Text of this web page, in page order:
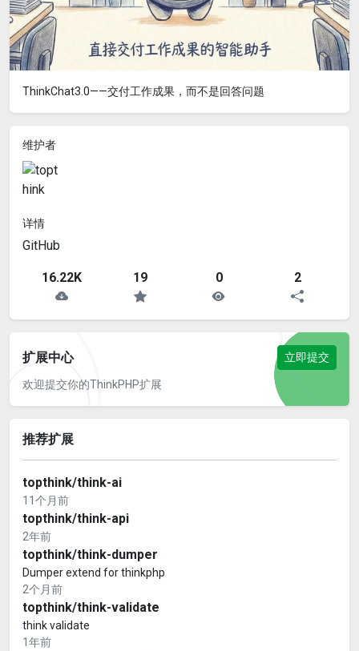
ThinkChat3.0——交付工作成果，而不是回答问题
维护者
详情
GitHub
16.22K 19 0 2
扩展中心 立即提交
欢迎提交你的ThinkPHP扩展
推荐扩展
topthink/think-ai
11个月前
topthink/think-api
2年前
topthink/think-dumper
Dumper extend for thinkphp
2个月前
topthink/think-validate
think validate
1年前